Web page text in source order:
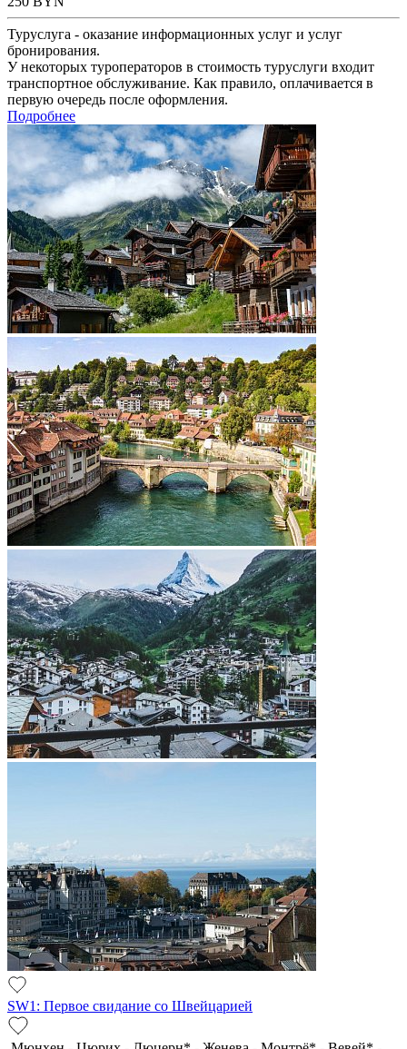
Туруслуга - оказание информационных услуг и услуг
бронирования.
У некоторых туроператоров в стоимость туруслуги входит
транспортное обслуживание. Как правило, оплачивается в
первую очередь после оформления.
Подробнее
SW1: Первое свидание со Швейцарией